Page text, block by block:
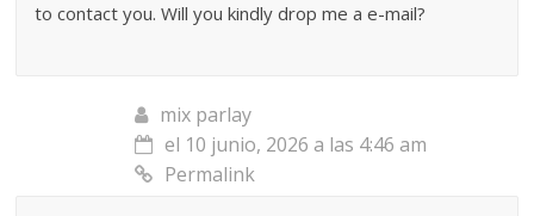
to contact you. Will you kindly drop me a e-mail?
mix parlay
el 10 junio, 2026 a las 4:46 am
Permalink